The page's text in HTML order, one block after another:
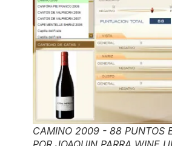
CAMINO 2009 - 88 PUNTOS